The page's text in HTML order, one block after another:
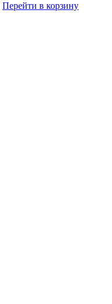
Перейти в корзину